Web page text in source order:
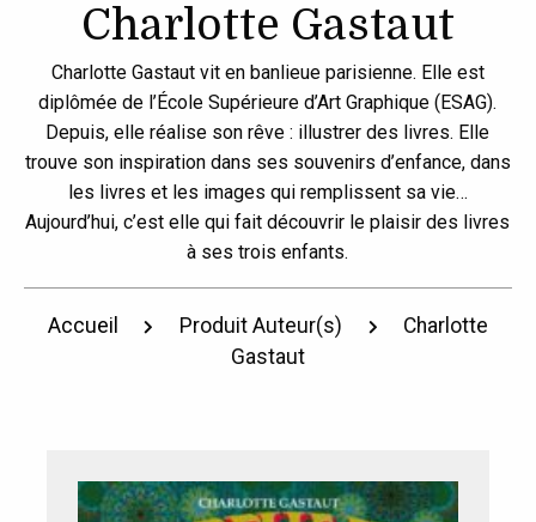
Charlotte Gastaut
Charlotte Gastaut vit en banlieue parisienne. Elle est
diplômée de l’École Supérieure d’Art Graphique (ESAG).
Depuis, elle réalise son rêve : illustrer des livres. Elle
trouve son inspiration dans ses souvenirs d’enfance, dans
les livres et les images qui remplissent sa vie…
Aujourd’hui, c’est elle qui fait découvrir le plaisir des livres
à ses trois enfants.
Accueil Produit Auteur(s)
Charlotte
Gastaut